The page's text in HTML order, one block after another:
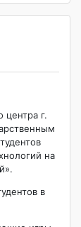
центра г.
на
в